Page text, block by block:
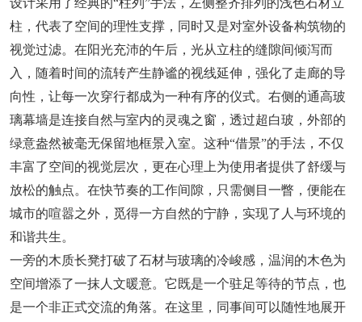
柱，代表了空间的理性支撑，同时又是对室外设备构筑物的
视觉过滤。在阳光充沛的午后，光从立柱的缝隙间倾泻而
入，随着时间的流转产生静谧的视线延伸，强化了走廊的导
向性，让每一次穿行都成为一种有序的仪式。右侧的通高玻
璃幕墙是连接自然与室内的灵魂之窗，透过超白玻，外部的
绿意盎然被毫无保留地框景入室。这种“借景”的手法，不仅
丰富了空间的视觉层次，更在心理上为使用者提供了舒缓与
放松的触点。在快节奏的工作间隙，只需侧目一瞥，便能在
城市的喧嚣之外，觅得一方自然的宁静，实现了人与环境的
和谐共生。
一旁的木质长凳打破了石材与玻璃的冷峻感，温润的木色为
空间增添了一抹人文暖意。它既是一个驻足等待的节点，也
是一个非正式交流的角落。在这里，同事间可以随性地展开